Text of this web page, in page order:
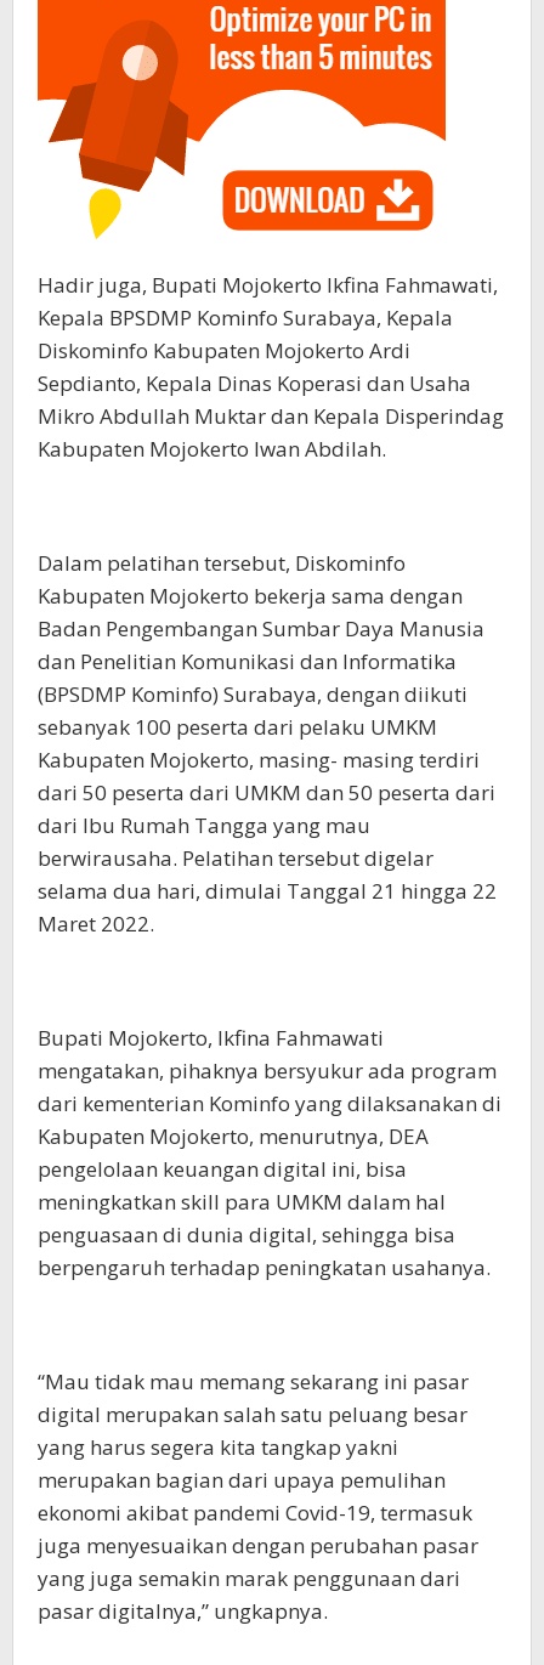
Hadir juga, Bupati Mojokerto Ikfina Fahmawati,
Kepala BPSDMP Kominfo Surabaya, Kepala
Diskominfo Kabupaten Mojokerto Ardi
Sepdianto, Kepala Dinas Koperasi dan Usaha
Mikro Abdullah Muktar dan Kepala Disperindag
Kabupaten Mojokerto Iwan Abdilah.
Dalam pelatihan tersebut, Diskominfo
Kabupaten Mojokerto bekerja sama dengan
Badan Pengembangan Sumbar Daya Manusia
dan Penelitian Komunikasi dan Informatika
(BPSDMP Kominfo) Surabaya, dengan diikuti
sebanyak 100 peserta dari pelaku UMKM
Kabupaten Mojokerto, masing- masing terdiri
dari 50 peserta dari UMKM dan 50 peserta dari
dari Ibu Rumah Tangga yang mau
berwirausaha. Pelatihan tersebut digelar
selama dua hari, dimulai Tanggal 21 hingga 22
Maret 2022.
Bupati Mojokerto, Ikfina Fahmawati
mengatakan, pihaknya bersyukur ada program
dari kementerian Kominfo yang dilaksanakan di
Kabupaten Mojokerto, menurutnya, DEA
pengelolaan keuangan digital ini, bisa
meningkatkan skill para UMKM dalam hal
penguasaan di dunia digital, sehingga bisa
berpengaruh terhadap peningkatan usahanya.
“Mau tidak mau memang sekarang ini pasar
digital merupakan salah satu peluang besar
yang harus segera kita tangkap yakni
merupakan bagian dari upaya pemulihan
ekonomi akibat pandemi Covid-19, termasuk
juga menyesuaikan dengan perubahan pasar
yang juga semakin marak penggunaan dari
pasar digitalnya,” ungkapnya.